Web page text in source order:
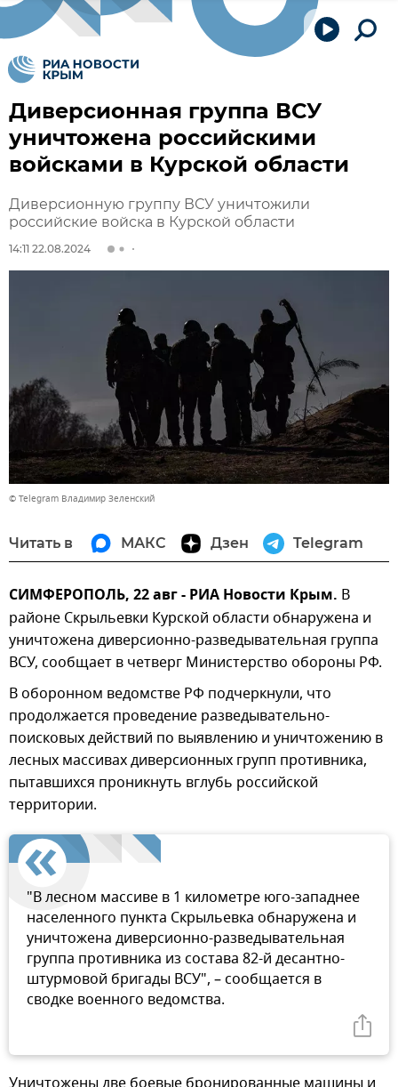
Диверсионная группа ВСУ
уничтожена российскими
войсками в Курской области
Диверсионную группу ВСУ уничтожили
российские войска в Курской области
14:11 22.08.2024
© Telegram Владимир Зеленский
Читать в МАКС Дзен Telegram
СИМФЕРОПОЛЬ, 22 авг - РИА Новости Крым. В
районе Скрыльевки Курской области обнаружена и
уничтожена диверсионно-разведывательная группа
ВСУ, сообщает в четверг Министерство обороны РФ.
В оборонном ведомстве РФ подчеркнули, что
продолжается проведение разведывательно-
поисковых действий по выявлению и уничтожению в
лесных массивах диверсионных групп противника,
пытавшихся проникнуть вглубь российской
территории.
"В лесном массиве в 1 километре юго-западнее
населенного пункта Скрыльевка обнаружена и
уничтожена диверсионно-разведывательная
группа противника из состава 82-й десантно-
штурмовой бригады ВСУ", – сообщается в
сводке военного ведомства.